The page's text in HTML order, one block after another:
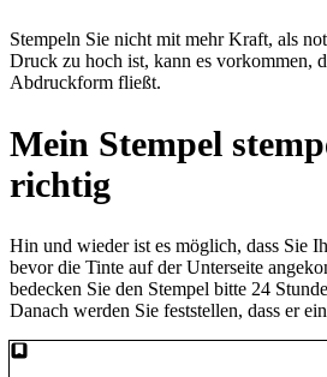
Stempeln Sie nicht mit mehr Kraft, als
Druck zu hoch ist, kann es vorkommen,
Abdruckform fließt.
Mein Stempel
richtig
Hin und wieder ist es möglich, dass Sie
bevor die Tinte auf der Unterseite
bedecken Sie den Stempel bitte 24
Danach werden Sie feststellen, dass er